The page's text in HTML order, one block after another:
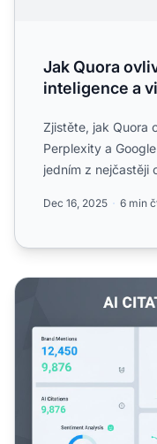
Jak Quora
inteligence a
Zjistěte, jak Quora
Perplexity a
jedním z nejčastěji
Dec 16, 2025 6 min
Quora vs Reddit pro